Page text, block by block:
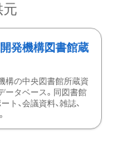
発機構図書館蔵
構の中央図書館所蔵資
ータベース。同図書館
ト、会議資料、雑誌、